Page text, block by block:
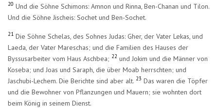
20 Und die Söhne Schimons: Amnon und Rinna, Ben-Chanan und Tilon.
Und die Söhne Jischeis: Sochet und Ben-Sochet.
21 Die Söhne Schelas, des Sohnes Judas: Gher, der Vater Lekas, und
Laeda, der Vater Mareschas; und die Familien des Hauses der
Byssusarbeiter vom Haus Aschbea; 22 und Jokim und die Männer von
Koseba; und Joas und Saraph, die über Moab herrschten; und
Jaschubi-Lechem. Die Berichte sind aber alt. 23 Das waren die Töpfer
und die Bewohner von Pflanzungen und Mauern; sie wohnten dort
beim König in seinem Dienst.